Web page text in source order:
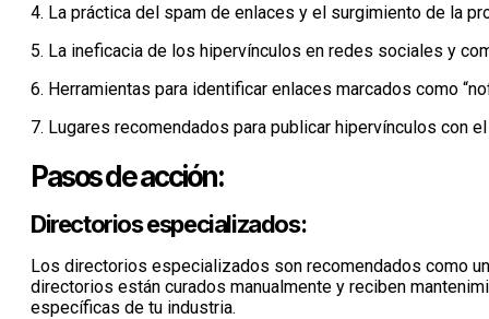
4. La práctica del spam de enlaces y el surgimiento de la
5. La ineficacia de los hipervínculos en redes sociales y
6. Herramientas para identificar enlaces marcados como
7. Lugares recomendados para publicar hipervínculos con
Pasos de acción:
Directorios especializados:
Los directorios especializados son recomendados como
directorios están curados manualmente y reciben
específicas de tu industria.